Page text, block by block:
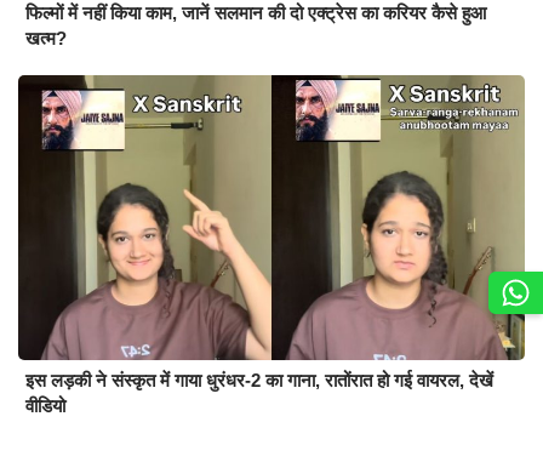
फिल्मों में नहीं किया काम, जानें सलमान की दो एक्ट्रेस का करियर कैसे हुआ
खत्म?
इस लड़की ने संस्कृत में गाया धुरंधर-2 का गाना, रातोंरात हो गई वायरल, देखें
वीडियो